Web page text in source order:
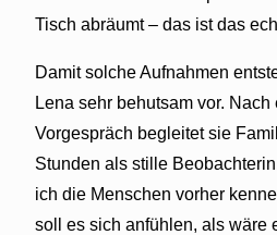
Tisch abräumt – das ist das
Damit solche Aufnahmen
Lena sehr behutsam vor.
Vorgespräch begleitet sie
Stunden als stille
ich die Menschen vorher
soll es sich anfühlen, als wäre